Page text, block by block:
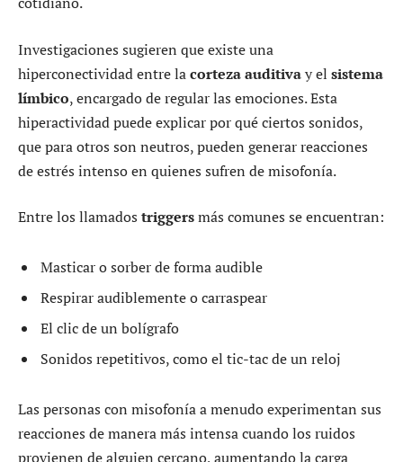
Investigaciones sugieren que existe una
hiperconectividad entre lacorteza auditivay el sistema
límbico, encargado de regular las emociones. Esta
hiperactividad puede explicar por qué ciertos sonidos,
que para otros son neutros, pueden generar reacciones
de estrés intenso en quienes sufren de misofonía.
Entre los llamados triggersmás comunes se encuentran:
Masticar o sorber de forma audible
Respirar audiblemente o carraspear
El clic de un bolígrafo
Sonidos repetitivos, como el tic-tac de un reloj
Las personas con misofonía a menudo experimentan sus
reacciones de manera más intensa cuando los ruidos
provienen de alguien cercano, aumentando la carga